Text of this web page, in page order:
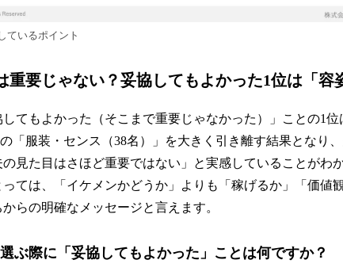
ているポイント
重要じゃない？妥協してもよかった1位は「容
てもよかった（そこまで重要じゃなかった）」ことの1位
「服装・センス（38名）」を大きく引き離す結果となり
見た目はさほど重要ではない」と実感していることがわ
っては、「イケメンかどうか」よりも「稼げるか」「価値
らの明確なメッセージと言えます。
ぶ際に「妥協してもよかった」ことは何ですか？